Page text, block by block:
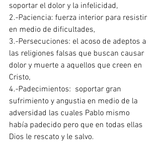
soportar el dolor y la infelicidad,
2.-Paciencia: fuerza interior para resistir
en medio de dificultades,
3.-Persecuciones: el acoso de adeptos a
las religiones falsas que buscan causar
dolor y muerte a aquellos que creen en
Cristo,
4.-Padecimientos:  soportar gran
sufrimiento y angustia en medio de la
adversidad las cuales Pablo mismo
había padecido pero que en todas ellas
Dios le rescato y le salvo.